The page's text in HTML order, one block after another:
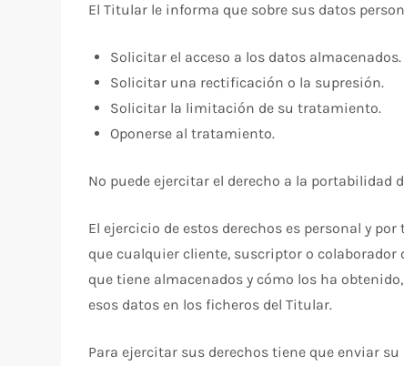
El Titular le informa que sobre sus datos
Solicitar el acceso a los datos almacenados.
Solicitar una rectificación o la supresión.
Solicitar la limitación de su tratamiento.
Oponerse al tratamiento.
No puede ejercitar el derecho a la portabilidad
El ejercicio de estos derechos es personal y
que cualquier cliente, suscriptor o
que tiene almacenados y cómo los ha
esos datos en los ficheros del Titular.
Para ejercitar sus derechos tiene que enviar